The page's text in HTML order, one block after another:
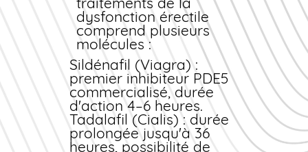
relais.
délivrée
instantanément,
autorisant la
délivrance du
médicament. Cette
procédure garantit
votre sécurité sanitaire
tout en simplifiant
l'accès au traitement.
Importance de
dysfonction érectile
comprend plusieurs
molécules :
Sildénafil (Viagra) :
premier inhibiteur PDE5
commercialisé, durée
d'action 4–6 heures.
Tadalafil (Cialis) : durée
prolongée jusqu'à 36
heures, possibilité de